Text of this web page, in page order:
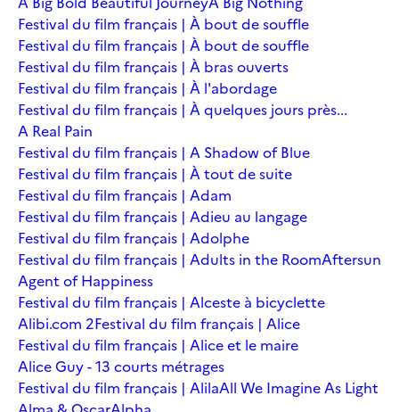
Festival du film français | À bout de souffle
Festival du film français | À bout de souffle
Festival du film français | À bras ouverts
Festival du film français | À l'abordage
Festival du film français | À quelques jours près...
A Real Pain
Festival du film français | A Shadow of Blue
Festival du film français | À tout de suite
Festival du film français | Adam
Festival du film français | Adieu au langage
Festival du film français | Adolphe
Festival du film français | Adults in the RoomAftersun
Agent of Happiness
Festival du film français | Alceste à bicyclette
Alibi.com 2Festival du film français | Alice
Festival du film français | Alice et le maire
Alice Guy - 13 courts métrages
Festival du film français | AlilaAll We Imagine As Light